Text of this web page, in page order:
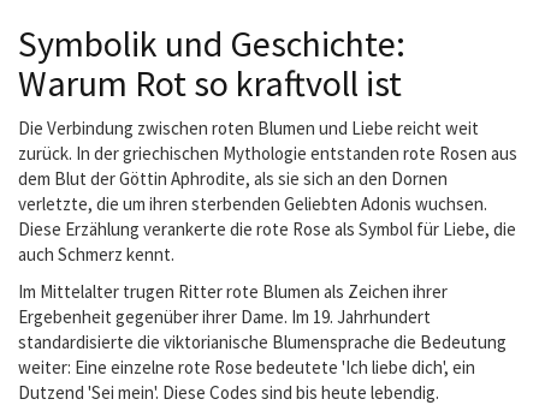
Symbolik und Geschichte:
Warum Rot so kraftvoll ist
Die Verbindung zwischen roten Blumen und Liebe reicht weit
zurück. In der griechischen Mythologie entstanden rote Rosen aus
dem Blut der Göttin Aphrodite, als sie sich an den Dornen
verletzte, die um ihren sterbenden Geliebten Adonis wuchsen.
Diese Erzählung verankerte die rote Rose als Symbol für Liebe, die
auch Schmerz kennt.
Im Mittelalter trugen Ritter rote Blumen als Zeichen ihrer
Ergebenheit gegenüber ihrer Dame. Im 19. Jahrhundert
standardisierte die viktorianische Blumensprache die Bedeutung
weiter: Eine einzelne rote Rose bedeutete 'Ich liebe dich', ein
Dutzend 'Sei mein'. Diese Codes sind bis heute lebendig.